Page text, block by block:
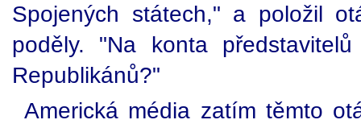
Spojených státech," a položil
poděly. "Na konta
Republikánů?"
Americká média zatím těmto